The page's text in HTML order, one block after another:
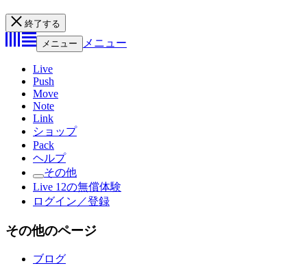
終了する
メニュー
メニュー
Live
Push
Move
Note
Link
ショップ
Pack
ヘルプ
その他
Live 12の無償体験
ログイン／登録
その他のページ
ブログ